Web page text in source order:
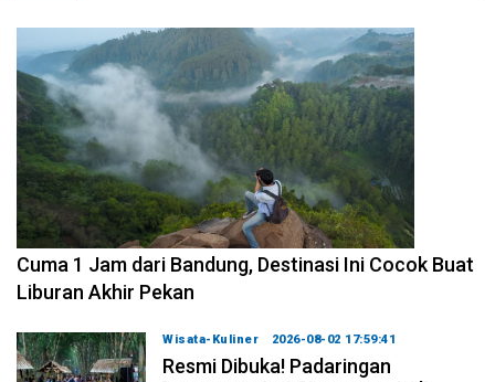
2026-08-07 15:00:00
Cuma 1 Jam dari Bandung, Destinasi Ini Cocok Buat
Liburan Akhir Pekan
Wisata-Kuliner 2026-08-02 17:59:41
Resmi Dibuka! Padaringan